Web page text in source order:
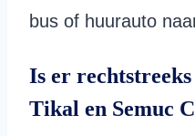
bus of huurauto
Is er
Tikal en Semuc